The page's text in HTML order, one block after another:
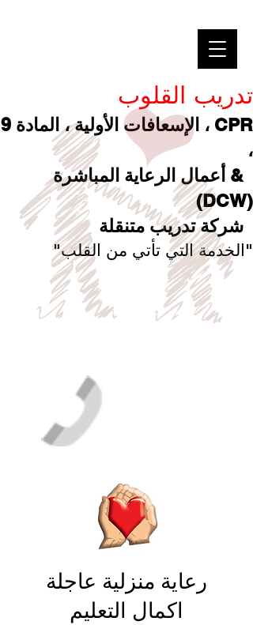
تدريب القلوب
CPR ، الإسعافات الأولية ، المادة 9
،
& أعمال الرعاية المباشرة
(DCW)
شركة تدريب متنقلة
"الخدمة التي تأتي من القلب"
رعاية منزلية عاجلة
اكمال التعليم